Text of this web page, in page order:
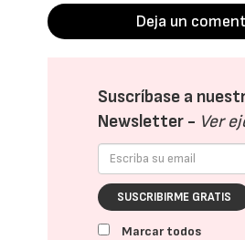
Deja un
Suscríbase a
Newsletter - Ver
SUSCRIBIRME GRATIS
Marcar todos